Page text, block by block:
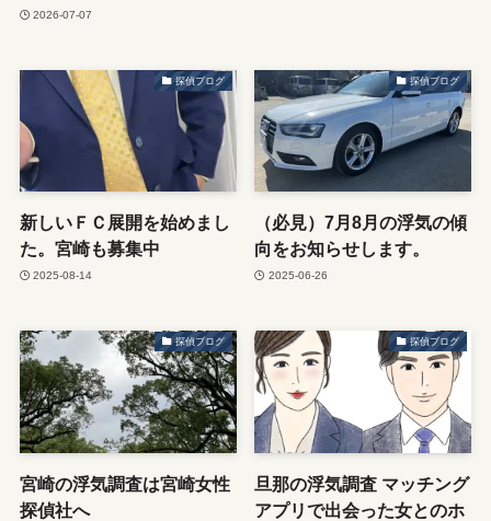
2026-07-07
探偵ブログ
新しいＦＣ展開を始めまし
た。宮崎も募集中
2025-08-14
探偵ブログ
（必見）7月8月の浮気の傾
向をお知らせします。
2025-06-26
探偵ブログ
宮崎の浮気調査は宮崎女性
探偵社へ
探偵ブログ
旦那の浮気調査 マッチング
アプリで出会った女とのホ